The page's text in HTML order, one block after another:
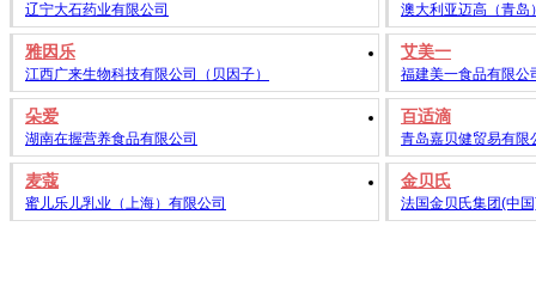
辽宁大石药业有限公司 澳大利亚迈高（青岛
雅因乐
江西广来生物科技有限公司（贝因子）
艾美一
福建美一食品有限公
朵爱
湖南在握营养食品有限公司
百适滴
青岛嘉贝健贸易有限
麦蔻
蜜儿乐儿乳业（上海）有限公司
金贝氏
法国金贝氏集团(中